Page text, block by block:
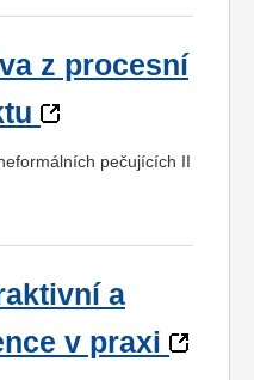
z procesní
pečujících II
a
v praxi